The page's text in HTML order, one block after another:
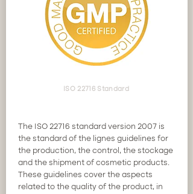
ISO 22716 Standard
The ISO 22716 standard version 2007 is
the standard of the lignes guidelines for
the production, the control, the stockage
and the shipment of cosmetic products.
These guidelines cover the aspects
related to the quality of the product, in